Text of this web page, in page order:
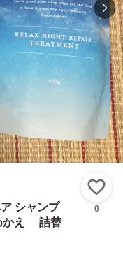
シャンプ
かえ 詰替
0